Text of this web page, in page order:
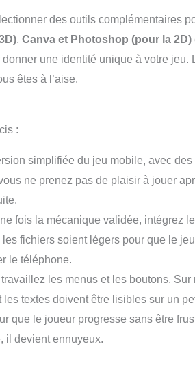
des outils complémentaires
, Canva et Photoshop (pour la 2D)
une identité unique à votre jeu.
êtes à l’aise.
:
simplifiée du jeu mobile, avec
ne prenez pas de plaisir à jouer
fois la mécanique validée, intégrez
fichiers soient légers pour que le
le téléphone.
travaillez les menus et les boutons. Sur
les textes doivent être lisibles sur un
que le joueur progresse sans être
il devient ennuyeux.